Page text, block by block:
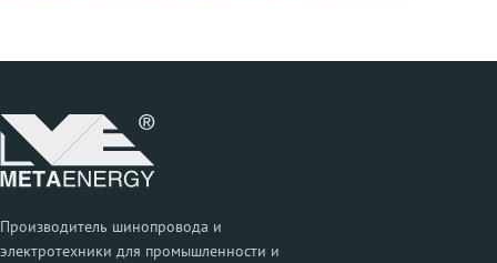
Производитель шинопровода и
электротехники для промышленности и